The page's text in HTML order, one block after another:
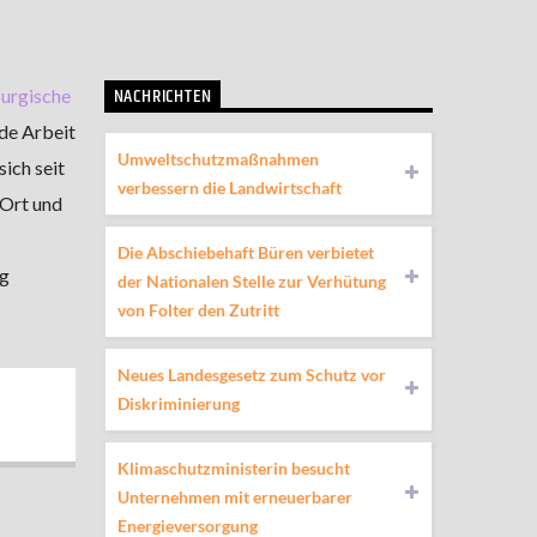
Arbeit
seit
und
NACHRICHTEN
Umweltschutzmaßnahmen
verbessern die Landwirtschaft
Die Abschiebehaft Büren verbietet
der Nationalen Stelle zur Verhütung
von Folter den Zutritt
Neues Landesgesetz zum Schutz vor
Diskriminierung
Klimaschutzministerin besucht
Unternehmen mit erneuerbarer
Energieversorgung